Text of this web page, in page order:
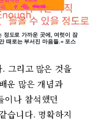
정도로 가까운 곳에, 여럿이 잠
때로는 부서진 마음들.» 포스
그리고 많은 것을
운 많은 개념과
이나 참석했던
습니다. 명확하지